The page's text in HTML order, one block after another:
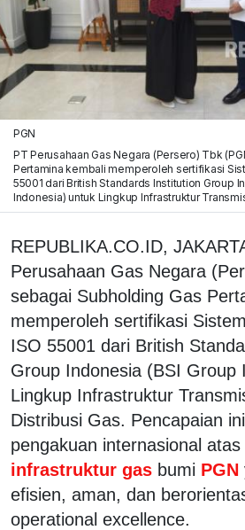
PGN
PT Perusahaan Gas Negara (Persero) Tbk
Pertamina kembali memperoleh sertifikasi
55001 dari British Standards Institution Group
Indonesia) untuk Lingkup Infrastruktur
REPUBLIKA.CO.ID,
Perusahaan Gas Negara
sebagai Subholding Gas
memperoleh sertifikasi
ISO 55001 dari British
Group Indonesia (BSI Group
Lingkup Infrastruktur
Distribusi Gas. Pencapaian
pengakuan internasional
infrastruktur gas bumi PGN
efisien, aman, dan
operational excellence.